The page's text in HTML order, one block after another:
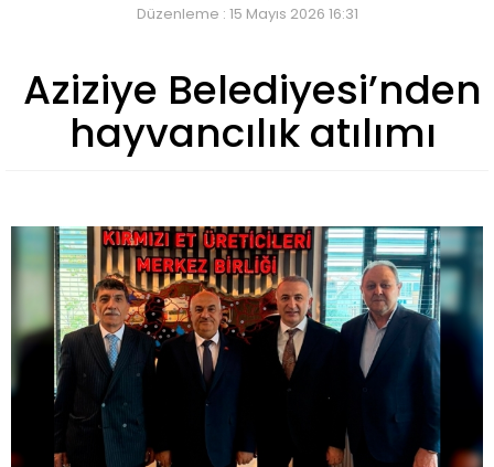
Düzenleme : 15 Mayıs 2026 16:31
Aziziye Belediyesi’nden
hayvancılık atılımı